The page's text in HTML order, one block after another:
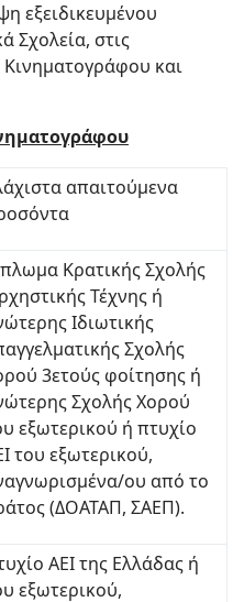
εξειδικευμένου
Σχολεία, στις
και
απαιτούμενα
Κρατικής Σχολής
Τέχνης ή
Ιδιωτικής
Σχολής
3ετούς φοίτησης ή
Σχολής Χορού
εξωτερικού ή πτυχίο
του εξωτερικού,
ου από το
(ΔΟΑΤΑΠ, ΣΑΕΠ).
ΑΕΙ της Ελλάδας ή
εξωτερικού,